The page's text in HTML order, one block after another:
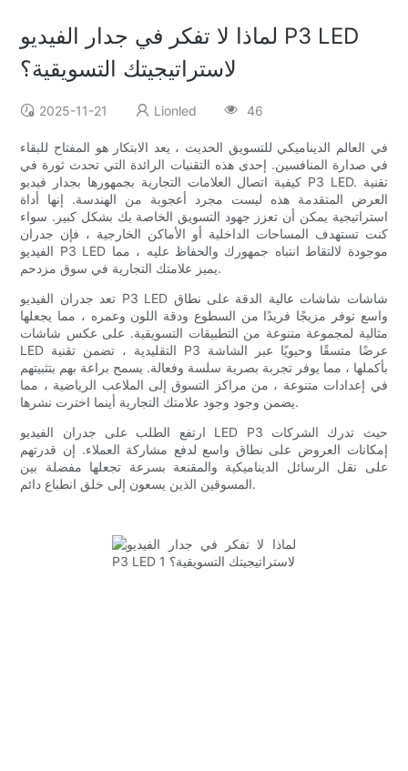
لماذا لا تفكر في جدار الفيديو P3 LED
لاستراتيجيتك التسويقية؟
2025-11-21 Lionled 46
في العالم الديناميكي للتسويق الحديث ، يعد الابتكار هو المفتاح للبقاء
في صدارة المنافسين. إحدى هذه التقنيات الرائدة التي تحدث ثورة في
كيفية اتصال العلامات التجارية بجمهورها بجدار فيديو P3 LED. تقنية
العرض المتقدمة هذه ليست مجرد أعجوبة من الهندسة. إنها أداة
استراتيجية يمكن أن تعزز جهود التسويق الخاصة بك بشكل كبير. سواء
كنت تستهدف المساحات الداخلية أو الأماكن الخارجية ، فإن جدران
الفيديو P3 LED موجودة لالتقاط انتباه جمهورك والحفاظ عليه ، مما
يميز علامتك التجارية في سوق مزدحم.
تعد جدران الفيديو P3 LED شاشات شاشات عالية الدقة على نطاق
واسع توفر مزيجًا فريدًا من السطوع ودقة اللون وعمره ، مما يجعلها
مثالية لمجموعة متنوعة من التطبيقات التسويقية. على عكس شاشات
LED التقليدية ، تضمن تقنية P3 عرضًا متسقًا وحيويًا عبر الشاشة
بأكملها ، مما يوفر تجربة بصرية سلسة وفعالة. يسمح براعة بهم بتثبيتهم
في إعدادات متنوعة ، من مراكز التسوق إلى الملاعب الرياضية ، مما
يضمن وجود وجود علامتك التجارية أينما اخترت نشرها.
ارتفع الطلب على جدران الفيديو LED P3 حيث تدرك الشركات
إمكانات العروض على نطاق واسع لدفع مشاركة العملاء. إن قدرتهم
على نقل الرسائل الديناميكية والمقنعة بسرعة تجعلها مفضلة بين
المسوقين الذين يسعون إلى خلق انطباع دائم.